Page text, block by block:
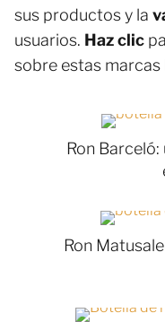
sus productos y la
usuarios. Haz clic
sobre estas marcas
Ron
Ron